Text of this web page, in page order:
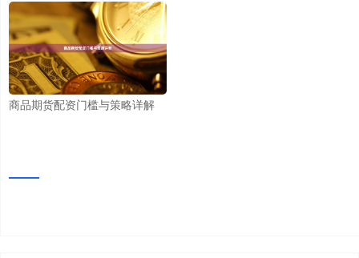
商品期货配资门槛与策略详解